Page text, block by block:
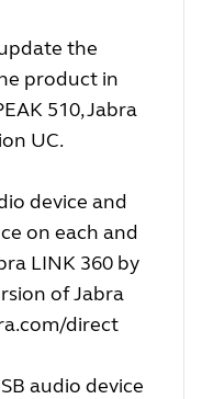
the
product in
510, Jabra
UC.
device and
on each and
LINK 360 by
of Jabra
direct
audio device